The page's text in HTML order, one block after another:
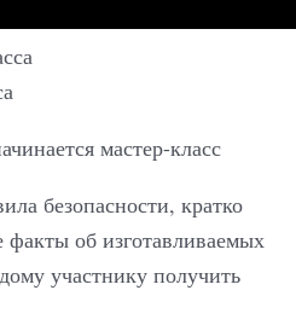
мастер-класс
безопасности, кратко
факты об изготавливаемых
участнику получить